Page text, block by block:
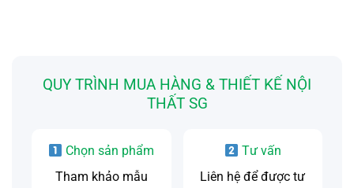
QUY TRÌNH MUA HÀNG & THIẾT KẾ NỘI
THẤT SG
Chọn sản phẩm
Tham khảo mẫu
Tư vấn
Liên hệ để được tư